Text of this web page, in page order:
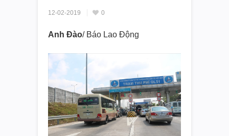
12-02-2019 0
Anh Đào/ Báo Lao Động